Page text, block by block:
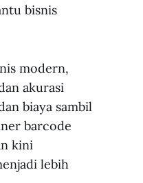
bisnis
modern,
akurasi
biaya sambil
barcode
kini
lebih